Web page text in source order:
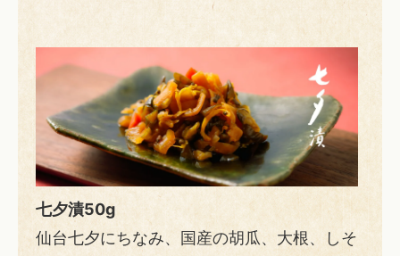
七夕漬50g
仙台七夕にちなみ、国産の胡瓜、大根、しそ